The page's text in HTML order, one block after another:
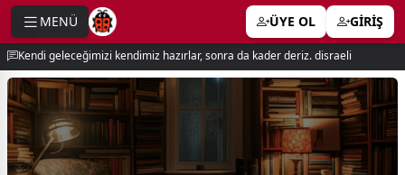
MENÜ ÜYE OL GİRİŞ
Kendi geleceğimizi kendimiz hazırlar, sonra da kader deriz. disraeli
menu